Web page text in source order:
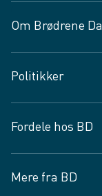
Om Brødrene
Vagttelefon 30 10
Spørgsmål og svar
Job og karriere
Politikker
Privatlivspolitik
Cookies
Vilkår og
Fordele hos BD
BD app
Mere fra BD